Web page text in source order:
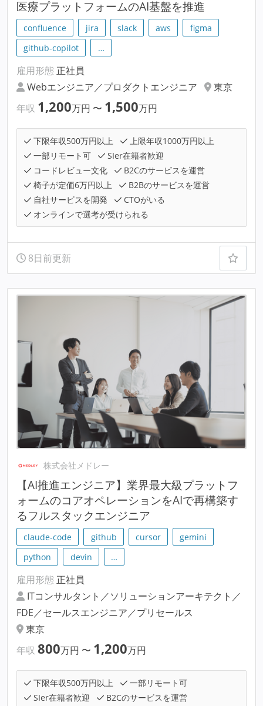
医療プラットフォームのAI基盤を推進
confluence jira slack aws
figma
github-copilot
…
雇用形態 正社員
Webエンジニア／プロダクトエンジニア
東京
年収 1,200万円 〜 1,500万円
下限年収500万円以上
上限年収1000万円以上
一部リモート可
SIer在籍者歓迎
コードレビュー文化
B2Cのサービスを運営
椅子が定価6万円以上
B2Bのサービスを運営
自社サービスを開発
CTOがいる
オンラインで選考が受けられる
8日前更新
株式会社メドレー
【AI推進エンジニア】業界最大級プラットフ
ォームのコアオペレーションをAIで再構築す
るフルスタックエンジニア
claude-code github cursor
gemini
python
devin …
雇用形態 正社員
ITコンサルタント／ソリューションアーキテクト／
FDE／セールスエンジニア／プリセールス
東京
年収 800万円 〜 1,200万円
下限年収500万円以上
一部リモート可
SIer在籍者歓迎
B2Cのサービスを運営